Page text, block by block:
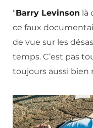
“Barry Levinson là
ce faux
de vue sur les
temps. C’est pas
toujours aussi bien